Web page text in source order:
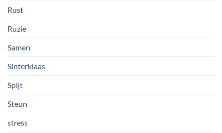
Rust
Ruzie
Samen
Sinterklaas
Spijt
Steun
stress